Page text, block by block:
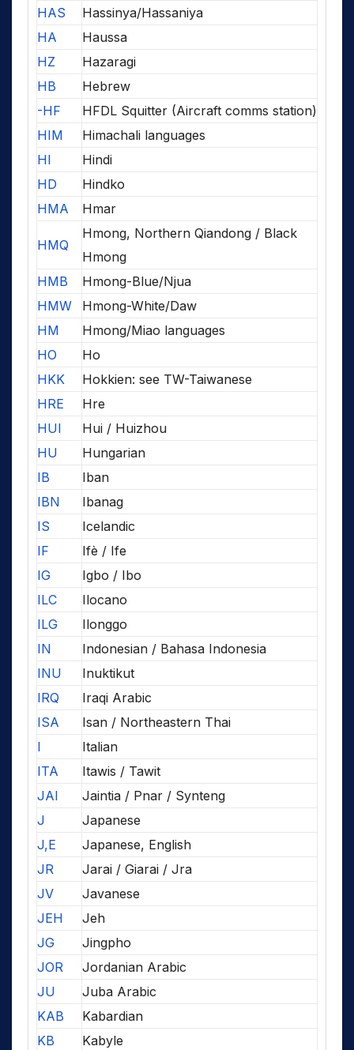
HAS
Hassinya/Hassaniya
HA
Haussa
HZ
Hazaragi
HB
Hebrew
-HF
HFDL Squitter (Aircraft comms station)
HIM
Himachali languages
HI
Hindi
HD
Hindko
HMA
Hmar
HMQ
Hmong, Northern Qiandong / Black
Hmong
HMB
Hmong-Blue/Njua
HMW
Hmong-White/Daw
HM
Hmong/Miao languages
HO
Ho
HKK
Hokkien: see TW-Taiwanese
HRE
Hre
HUI
Hui / Huizhou
HU
Hungarian
IB
Iban
IBN
Ibanag
IS
Icelandic
IF
Ifè / Ife
IG
Igbo / Ibo
ILC
Ilocano
ILG
Ilonggo
IN
Indonesian / Bahasa Indonesia
INU
Inuktikut
IRQ
Iraqi Arabic
ISA
Isan / Northeastern Thai
I
Italian
ITA
Itawis / Tawit
JAI
Jaintia / Pnar / Synteng
J
Japanese
J,E
Japanese, English
JR
Jarai / Giarai / Jra
JV
Javanese
JEH
Jeh
JG
Jingpho
JOR
Jordanian Arabic
JU
Juba Arabic
KAB
Kabardian
KB
Kabyle